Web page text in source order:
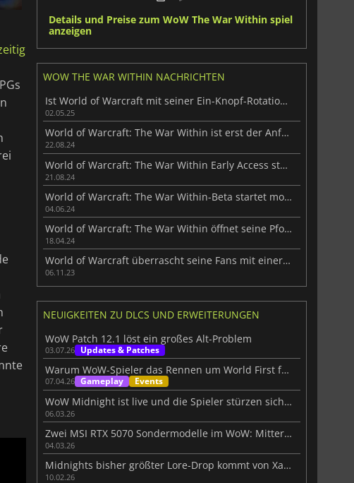
Details und Preise zum WoW The War Within spiel
anzeigen
WOW THE WAR WITHIN NACHRICHTEN
Ist World of Warcraft mit seiner Ein-Knopf-Rotation zu weit gegangen?
02.05.25
World of Warcraft: The War Within ist erst der Anfang
22.08.24
World of Warcraft: The War Within Early Access startet morgen
21.08.24
World of Warcraft: The War Within-Beta startet morgen
04.06.24
World of Warcraft: The War Within öffnet seine Pforten mit einer Testphase
18.04.24
World of Warcraft überrascht seine Fans mit einer Trilogie von Erweiterungen
06.11.23
NEUIGKEITEN ZU DLCS UND ERWEITERUNGEN
WoW Patch 12.1 löst ein großes Alt-Problem
03.07.26 Updates & Patches
Warum WoW-Spieler das Rennen um World First fasziniert
07.04.26 Gameplay Events
WoW Midnight ist live und die Spieler stürzen sich auf die neue Erweiterung
06.03.26
Zwei MSI RTX 5070 Sondermodelle im WoW: Mitternacht-Design
04.03.26
Midnights bisher größter Lore-Drop kommt von Xal'atath
10.02.26